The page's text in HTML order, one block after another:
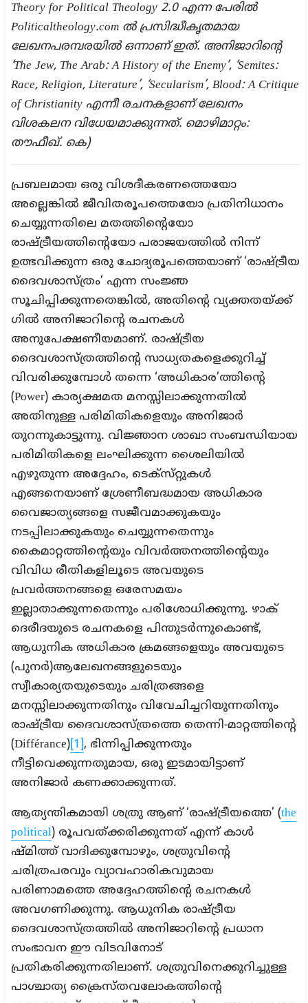
Theory for Political Theology 2.0 എന്ന പേരിൽ
Politicaltheology.com ൽ പ്രസിദ്ധീകൃതമായ
ലേഖനപരമ്പരയിൽ ഒന്നാണ് ഇത്. അനിജാറിന്റെ
‘The Jew, The Arab: A History of the Enemy’, ‘Semites:
Race, Religion, Literature’, ‘Secularism’, Blood: A Critique
of Christianity എന്നീ രചനകളാണ് ലേഖനം
വിശകലന വിധേയമാക്കുന്നത്. മൊഴിമാറ്റം:
തൗഫീഖ്. കെ)
പ്രബലമായ ഒരു വിശദീകരണത്തെയോ
അല്ലെങ്കിൽ ജീവിതരൂപത്തെയോ പ്രതിനിധാനം
ചെയ്യുന്നതിലെ മതത്തിന്റെയോ
രാഷ്ട്രീയത്തിന്റെയോ പരാജയത്തിൽ നിന്ന്
ഉത്ഭവിക്കുന്ന ഒരു ചോദ്യരൂപത്തെയാണ് ‘രാഷ്ട്രീയ
ദൈവശാസ്ത്രം’ എന്ന സംജ്ഞ
സൂചിപ്പിക്കുന്നതെങ്കിൽ, അതിന്റെ വ്യക്തതയ്ക്ക്
ഗിൽ അനിജാറിന്റെ രചനകൾ
അനുപേക്ഷണീയമാണ്. രാഷ്ട്രീയ
ദൈവശാസ്ത്രത്തിന്റെ സാധ്യതകളെക്കുറിച്ച്
വിവരിക്കുമ്പോൾ തന്നെ ‘അധികാര’ത്തിന്റെ
(Power) കാര്യക്ഷമത മനസ്സിലാക്കുന്നതിൽ
അതിനുള്ള പരിമിതികളെയും അനിജാർ
തുറന്നുകാട്ടുന്നു. വിജ്ഞാന ശാഖാ സംബന്ധിയായ
പരിമിതികളെ ലംഘിക്കുന്ന ശൈലിയിൽ
എഴുതുന്ന അദ്ദേഹം, ടെക്‌സ്‌റ്റുകൾ
എങ്ങനെയാണ് ശ്രേണീബദ്ധമായ അധികാര
വൈജാത്യങ്ങളെ സജീവമാക്കുകയും
നടപ്പിലാക്കുകയും ചെയ്യുന്നതെന്നും
കൈമാറ്റത്തിന്റെയും വിവർത്തനത്തിന്റെയും
വിവിധ രീതികളിലൂടെ അവയുടെ
പ്രവർത്തനങ്ങളെ ഒരേസമയം
ഇല്ലാതാക്കുന്നതെന്നും പരിശോധിക്കുന്നു. ഴാക്
ദെരീദയുടെ രചനകളെ പിന്തുടർന്നുകൊണ്ട്,
ആധുനിക അധികാര ക്രമങ്ങളെയും അവയുടെ
(പുനർ)ആലേഖനങ്ങളുടെയും
സ്വീകാര്യതയുടെയും ചരിത്രങ്ങളെ
മനസ്സിലാക്കുന്നതിനും വിവേചിച്ചറിയുന്നതിനും
രാഷ്ട്രീയ ദൈവശാസ്ത്രത്തെ തെന്നി-മാറ്റത്തിന്റെ
(Différance) [1] , ഭിന്നിപ്പിക്കുന്നതും
നീട്ടിവെക്കുന്നതുമായ, ഒരു ഇടമായിട്ടാണ്
അനിജാർ കണക്കാക്കുന്നത്.
ആത്യന്തികമായി ശത്രു ആണ് ‘രാഷ്ട്രീയത്തെ’ (the
political) രൂപവത്‌ക്കരിക്കുന്നത് എന്ന് കാൾ
ഷ്മിത്ത് വാദിക്കുമ്പോഴും, ശത്രുവിന്റെ
ചരിത്രപരവും വ്യാവഹാരികവുമായ
പരിണാമത്തെ അദ്ദേഹത്തിന്റെ രചനകൾ
അവഗണിക്കുന്നു. ആധുനിക രാഷ്‌ട്രീയ
ദൈവശാസ്‌ത്രത്തിൽ അനിജാറിന്റെ പ്രധാന
സംഭാവന ഈ വിടവിനോട്
പ്രതികരിക്കുന്നതിലാണ്‌. ശത്രുവിനെക്കുറിച്ചുള്ള
പാശ്ചാത്യ ക്രൈസ്‌തവലോകത്തിന്റെ